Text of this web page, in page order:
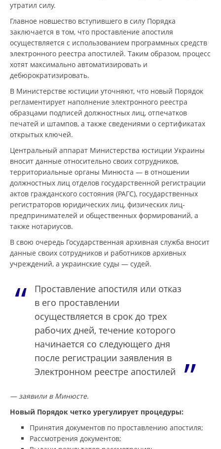
утратил силу.
Главное новшество вступившего в силу Порядка
заключается в том, что проставление апостиля
осуществляется с использованием программных средств
электронного реестра апостилей. Таким образом, процесс
хотят максимально автоматизировать и
дебюрократизировать.
В Министерстве юстиции уточняют, что новый Порядок
регламентирует наполнение электронного реестра
образцами подписей должностных лиц, отпечатков
печатей и штампов, а также сведениями о сертификатах
открытых ключей.
Центральный аппарат Министерства юстиции Украины
вносит данные относительно своих сотрудников,
территориальные органы Минюста — в отношении
должностных лиц отделов государственной регистрации
актов гражданского состояния (РАГС), государственных
регистраторов юридических лиц, физических лиц-
предпринимателей и общественных формирований, а
также нотариусов.
В свою очередь Государственная архивная служба вносит
данные своих сотрудников и работников архивных
учреждений, а украинские суды — судей.
Проставление апостиля или отказ
в его проставлении
осуществляется в срок до трех
рабочих дней, течение которого
начинается со следующего дня
после регистрации заявления в
Электронном реестре апостилей
— заявили в Минюсте.
Новый Порядок четко урегулирует процедуры:
Принятия документов по проставлению апостиля;
Рассмотрения документов;